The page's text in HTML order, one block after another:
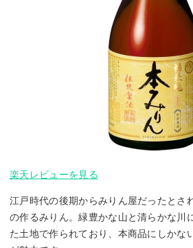
楽天レビューを見る
江戸時代の後期からみりん屋だったとさ
の作るみりん。緑豊かな山と清らかな川
た土地で作られており、本商品にしかな